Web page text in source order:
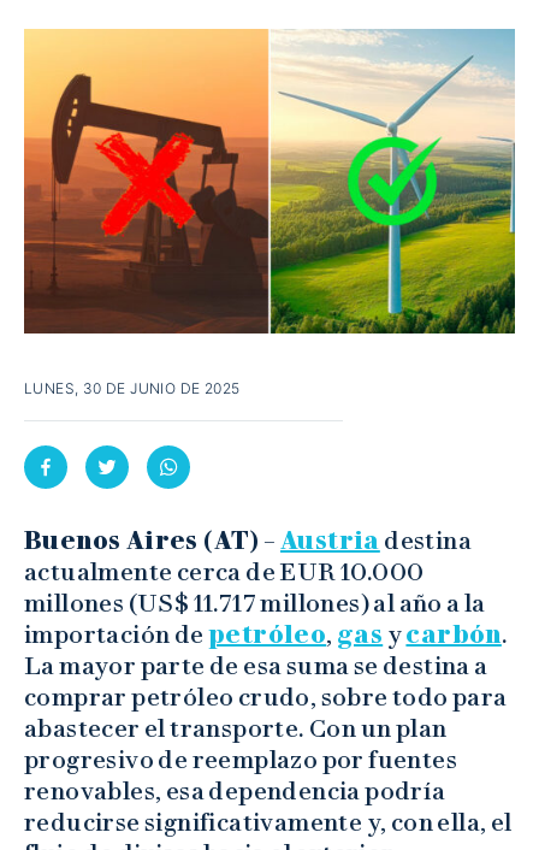
LUNES, 30 DE JUNIO DE 2025
Buenos Aires (AT) –Austria destina
actualmente cerca de EUR 10.000
millones (US$ 11.717 millones) al año a la
importación de petróleo, gas ycarbón.
La mayor parte de esa suma se destina a
comprar petróleo crudo, sobre todo para
abastecer el transporte. Con un plan
progresivo de reemplazo por fuentes
renovables, esa dependencia podría
reducirse significativamente y, con ella, el